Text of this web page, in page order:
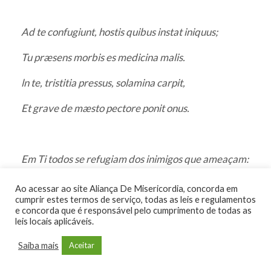
Ad te confugiunt, hostis quibus instat iniquus;
Tu præsens morbis es medicina malis.
ln te, tristitia pressus, solamina carpit,
Et grave de mæsto pectore ponit onus.
Em Ti todos se refugiam dos inimigos que ameaçam:
Tu, Senhor, és medicina presente a todo mal!
Quem se acabrunha em tristeza, em consolo se
alegra:
A dor da tristeza coloca um fardo no coração!
Ao acessar ao site Aliança De Misericordia, concorda em
cumprir estes termos de serviço, todas as leis e regulamentos
​e concorda que é responsável pelo cumprimento de todas as
leis locais aplicáveis.
Saiba mais Aceitar